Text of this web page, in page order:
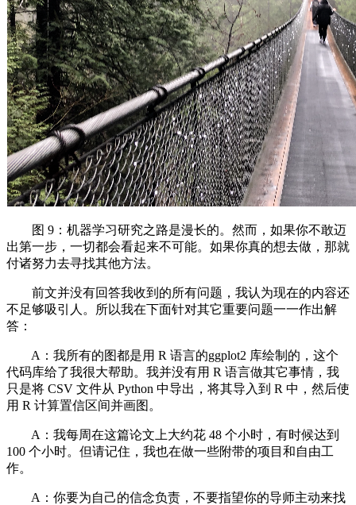
图 9：机器学习研究之路是漫长的。然而，如果你不敢迈
出第一步，一切都会看起来不可能。如果你真的想去做，那就
付诸努力去寻找其他方法。
前文并没有回答我收到的所有问题，我认为现在的内容还
不足够吸引人。所以我在下面针对其它重要问题一一作出解
答：
A：我所有的图都是用 R 语言的ggplot2 库绘制的，这个
代码库给了我很大帮助。我并没有用 R 语言做其它事情，我
只是将 CSV 文件从 Python 中导出，将其导入到 R 中，然后使
用 R 计算置信区间并画图。
A：我每周在这篇论文上大约花 48 个小时，有时候达到
100 个小时。但请记住，我也在做一些附带的项目和自由工
作。
A：你要为自己的信念负责，不要指望你的导师主动来找